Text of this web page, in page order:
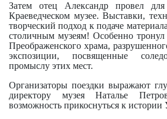
Затем отец Александр провел
Краеведческом музее. Выставки,
творческий подход к подаче
столичным музеям! Особенно
Преображенского храма,
экспозиции, посвященные
промыслу этих мест.
Организаторы поездки выражают
директору музея Наталье
возможность прикоснуться к истории